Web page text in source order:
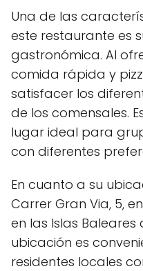
Una de las
este restaurante es
gastronómica. Al
comida rápida y
satisfacer los
de los comensales.
lugar ideal para
con diferentes
En cuanto a su
Carrer Gran Via, 5,
en las Islas Baleares
ubicación es
residentes locales